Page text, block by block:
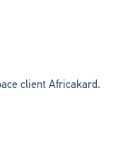
client Africakard.